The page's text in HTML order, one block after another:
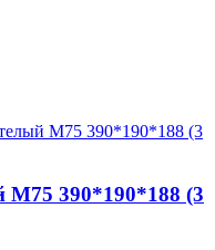
М75 390*190*188 (3